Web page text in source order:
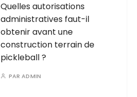
Quelles autorisations
administratives faut-il
obtenir avant une
construction terrain de
pickleball ?
PARADMIN